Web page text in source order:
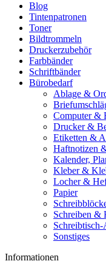
Blog
Tintenpatronen
Toner
Bildtrommeln
Druckerzubehör
Farbbänder
Schriftbänder
Bürobedarf
Ablage &
Computer &
Drucker &
Etiketten &
Haftnotizen
Kalender,
Kleber &
Locher &
Papier
Schreiben &
Schreibtisch-
Sonstiges
Informationen